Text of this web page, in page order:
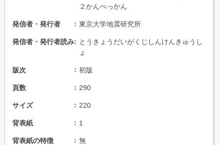
２かんべっかん
発信者・発行者 東京大学地震研究所
発信者・発行者読み
とうきょうだいがくじしんけんきゅうし
ょ
版次 初版
頁数 290
サイズ 220
背表紙 1
背表紙の特徴 無